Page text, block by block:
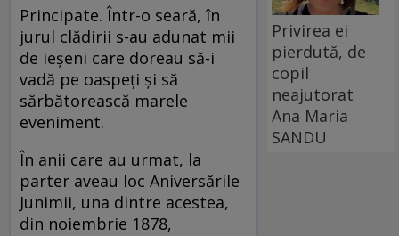
Principate. Într-o seară, în
jurul clădirii s-au adunat mii
de ieşeni care doreau să-i
vadă pe oaspeţi şi să
sărbătorească marele
eveniment.
În anii care au urmat, la
parter aveau loc Aniversările
Junimii, una dintre acestea,
din noiembrie 1878,
Privirea ei
pierdută, de
copil
neajutorat
Ana Maria
SANDU